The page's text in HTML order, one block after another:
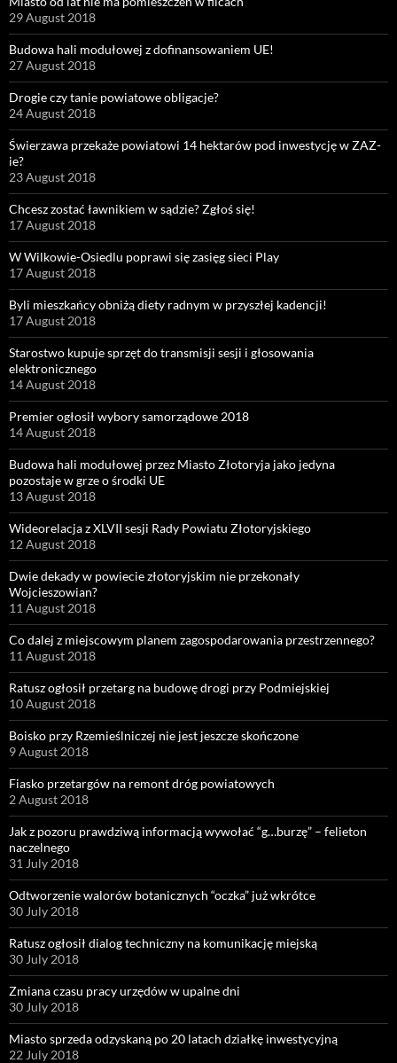
29 August 2018
Budowa hali modułowej z dofinansowaniem UE!
27 August 2018
Drogie czy tanie powiatowe obligacje?
24 August 2018
Świerzawa przekaże powiatowi 14 hektarów pod inwestycję w ZAZ-
ie?
23 August 2018
Chcesz zostać ławnikiem w sądzie? Zgłoś się!
17 August 2018
W Wilkowie-Osiedlu poprawi się zasięg sieci Play
17 August 2018
Byli mieszkańcy obniżą diety radnym w przyszłej kadencji!
17 August 2018
Starostwo kupuje sprzęt do transmisji sesji i głosowania
elektronicznego
14 August 2018
Premier ogłosił wybory samorządowe 2018
14 August 2018
Budowa hali modułowej przez Miasto Złotoryja jako jedyna
pozostaje w grze o środki UE
13 August 2018
Wideorelacja z XLVII sesji Rady Powiatu Złotoryjskiego
12 August 2018
Dwie dekady w powiecie złotoryjskim nie przekonały
Wojcieszowian?
11 August 2018
Co dalej z miejscowym planem zagospodarowania przestrzennego?
11 August 2018
Ratusz ogłosił przetarg na budowę drogi przy Podmiejskiej
10 August 2018
Boisko przy Rzemieślniczej nie jest jeszcze skończone
9 August 2018
Fiasko przetargów na remont dróg powiatowych
2 August 2018
Jak z pozoru prawdziwą informacją wywołać “g…burzę” – felieton
naczelnego
31 July 2018
Odtworzenie walorów botanicznych “oczka” już wkrótce
30 July 2018
Ratusz ogłosił dialog techniczny na komunikację miejską
30 July 2018
Zmiana czasu pracy urzędów w upalne dni
30 July 2018
Miasto sprzeda odzyskaną po 20 latach działkę inwestycyjną
22 July 2018